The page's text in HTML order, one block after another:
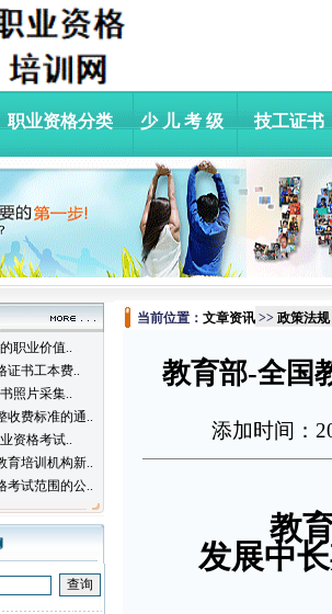
职业资格分类 少儿考级 技工证书
职业价值..
证书工本费..
照片采集..
收费标准的通..
资格考试..
育培训机构新..
考试范围的公..
当前位置： 文章资讯 >> 政策法规
教育部-全国
添加时间：
教
发展中